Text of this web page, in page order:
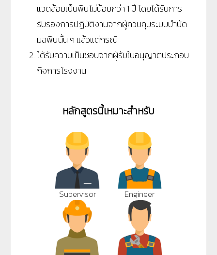
แวดล้อมเป็นพิษไม่น้อยกว่า 1 ปี โดยได้รับการ
รับรองการปฏิบัติงานจากผู้ควบคุมระบบบำบัด
มลพิษนั้น ๆ แล้วแต่กรณี
ได้รับความเห็นชอบจากผู้รับใบอนุญาตประกอบ
กิจการโรงงาน
หลักสูตรนี้เหมาะสำหรับ
Supervisor Engineer